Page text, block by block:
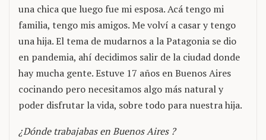
una chica que luego fue mi esposa. Acá tengo mi
familia, tengo mis amigos. Me volví a casar y tengo
una hija. El tema de mudarnos a la Patagonia se dio
en pandemia, ahí decidimos salir de la ciudad donde
hay mucha gente. Estuve 17 años en Buenos Aires
cocinando pero necesitamos algo más natural y
poder disfrutar la vida, sobre todo para nuestra hija.
¿Dónde trabajabas en Buenos Aires ?